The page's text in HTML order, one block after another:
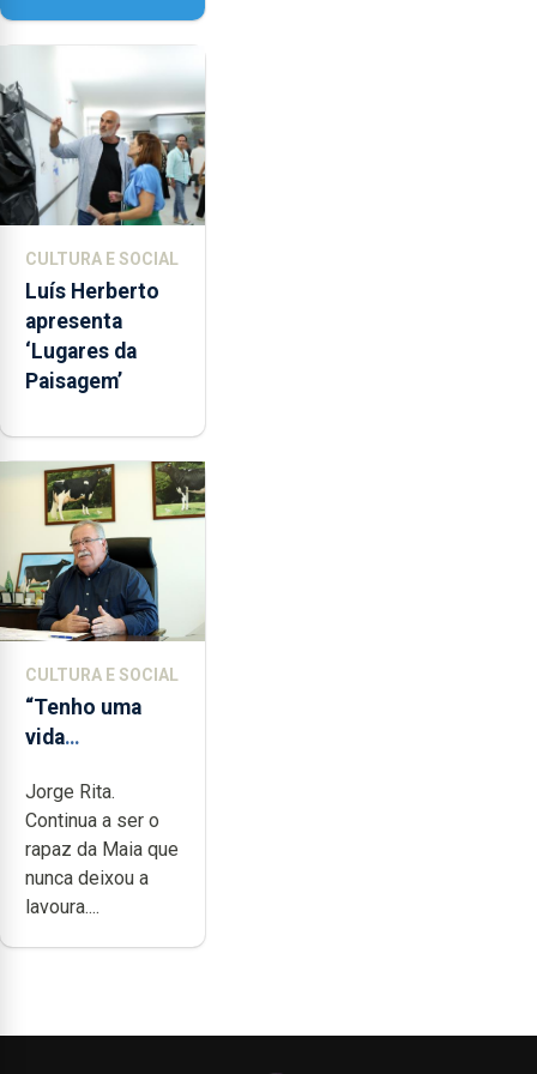
Saúde.
Nossa Senhora
CULTURA E SOCIAL
Luís Herberto
apresenta
‘Lugares da
Paisagem’
CULTURA E SOCIAL
“Tenho uma
vida
cheia de
trabalho,
dedicação,
gosto e muita
paixão”
Jorge Rita.
Continua a ser o
rapaz da Maia que
nunca deixou a
lavoura....